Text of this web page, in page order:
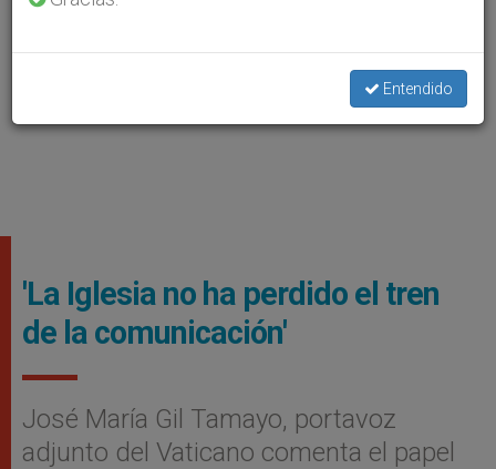
'La Iglesia no ha perdido el tren
de la comunicación'
José María Gil Tamayo, portavoz
adjunto del Vaticano comenta el papel
Entendido